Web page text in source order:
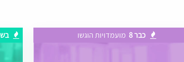
כבר 8 מועמדויות הוגשו